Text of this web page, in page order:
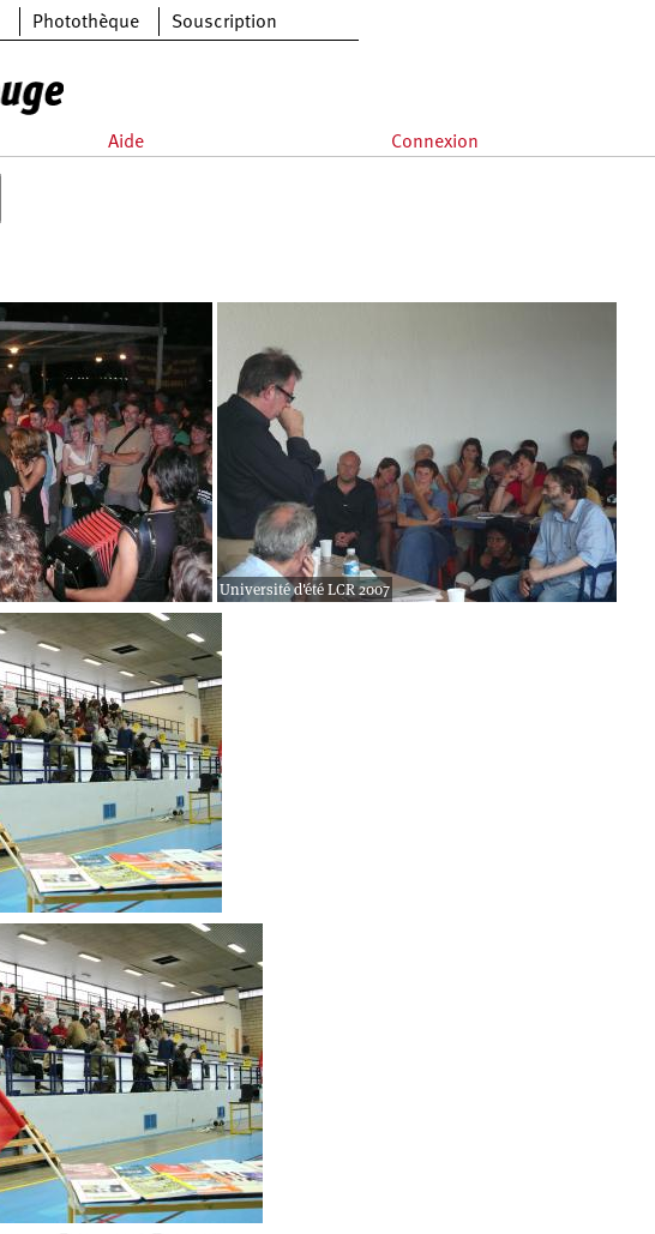
Photothèque Souscription
Aide Connexion
Université d'été LCR 2007